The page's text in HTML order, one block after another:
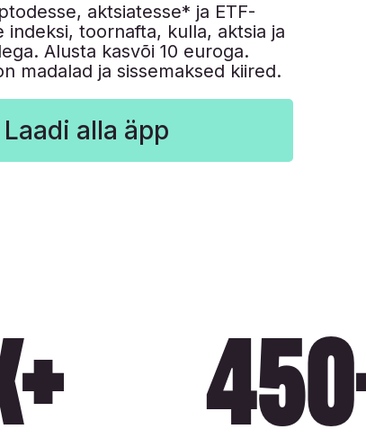
aktsiatesse* ja ETF-
indeksi, toornafta, kulla, aktsia ja
Alusta kasvõi 10 euroga.
madalad ja sissemaksed kiired.
Laadi alla äpp